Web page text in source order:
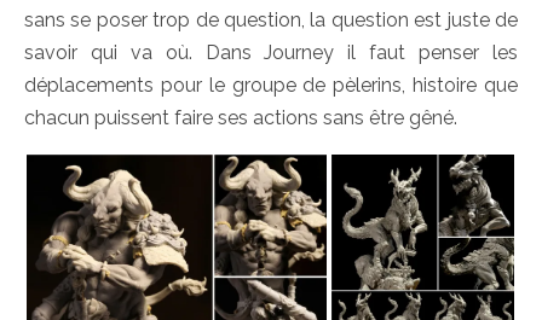
sans se poser trop de question, la question est juste de
savoir qui va où. Dans Journey il faut penser les
déplacements pour le groupe de pèlerins, histoire que
chacun puissent faire ses actions sans être gêné.